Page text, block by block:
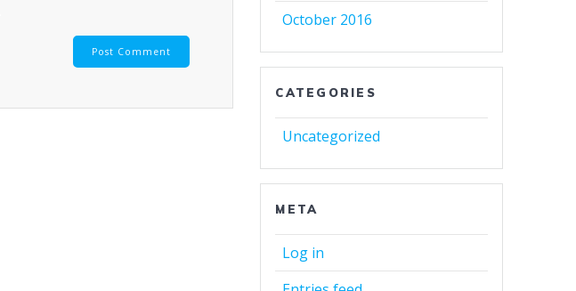
October 2016
CATEGORIES
Uncategorized
META
Log in